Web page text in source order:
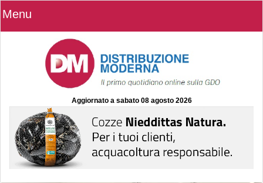
Menu
Aggiornato a sabato 08 agosto 2026